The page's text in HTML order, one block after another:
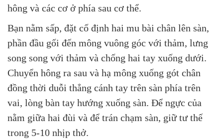
hông và các cơ ở phía sau cơ thể.
Bạn nằm sấp, đặt cố định hai mu bài chân lên sàn,
phần đầu gối đến mông vuông góc với thảm, lưng
song song với thảm và chống hai tay xuống dưới.
Chuyển hông ra sau và hạ mông xuống gót chân
đồng thời duỗi thẳng cánh tay trên sàn phía trên
vai, lòng bàn tay hướng xuống sàn. Để ngực của
nằm giữa hai đùi và để trán chạm sàn, giữ tư thế
trong 5-10 nhịp thở.